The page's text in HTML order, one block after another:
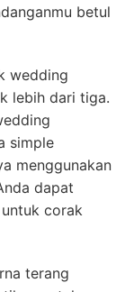
betul
wedding
lebih dari tiga.
simple
menggunakan
dapat
corak
terang